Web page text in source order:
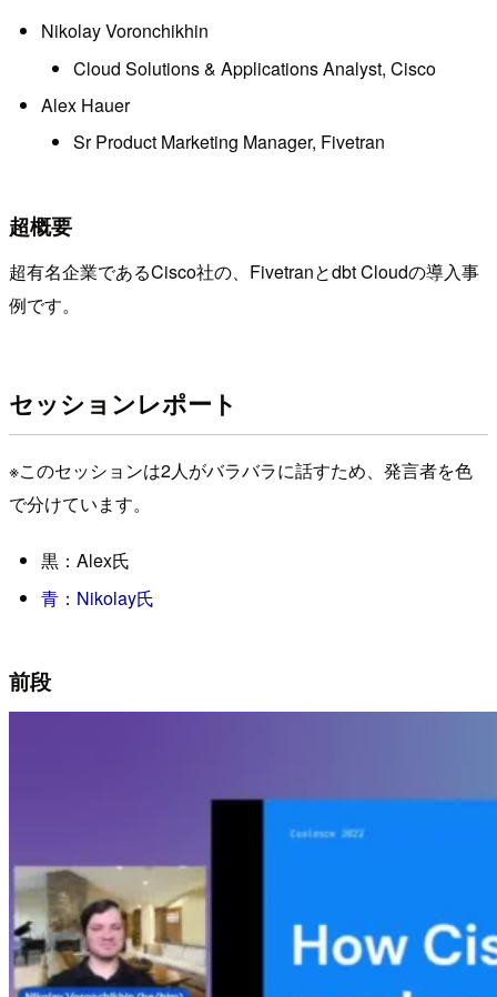
Nikolay Voronchikhin
Cloud Solutions & Applications Analyst, Cisco
Alex Hauer
Sr Product Marketing Manager, Fivetran
超概要
超有名企業であるCisco社の、Fivetranとdbt Cloudの導入事
例です。
セッションレポート
※このセッションは2人がバラバラに話すため、発言者を色
で分けています。
黒：Alex氏
青：Nikolay氏
前段